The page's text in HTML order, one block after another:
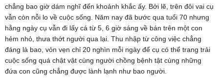
chẳng bao giờ dám nghĩ đến khoảnh khắc ấy. Bởi lẽ, trên đôi vai cụ
vẫn còn nỗi lo về cuộc sống. Năm nay đã bước qua tuổi 70 nhưng
hằng ngày cụ vẫn đi lấy cá từ 5, 6 giờ sáng về bán trên một con
hẻm nhỏ, thưa thớt người qua lại. Thu nhập từ công việc chẳng
đáng là bao, vỏn vẹn chỉ 20 nghìn mỗi ngày để cụ có thể trang trải
cuộc sống quá chật vật cùng người chồng bệnh tật cùng những
đứa con cũng chẳng được lành lạnh như bao người.